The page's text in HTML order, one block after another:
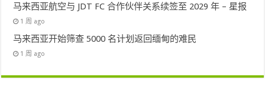
马来西亚航空与 JDT FC 合作伙伴关系续签至 2029 年 – 星报
1 周 ago
马来西亚开始筛查 5000 名计划返回缅甸的难民
1 周 ago